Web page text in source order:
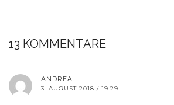
13 KOMMENTARE
ANDREA
3. AUGUST 2018 / 19:29